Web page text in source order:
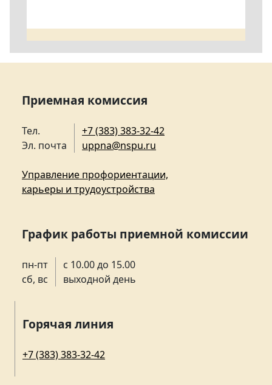
Приемная комиссия
Тел.
Эл. почта
+7 (383) 383-32-42
uppna@nspu.ru
Управление профориентации,
карьеры и трудоустройства
График работы приемной комиссии
пн-пт
сб, вс
с 10.00 до 15.00
выходной день
Горячая линия
+7 (383) 383-32-42